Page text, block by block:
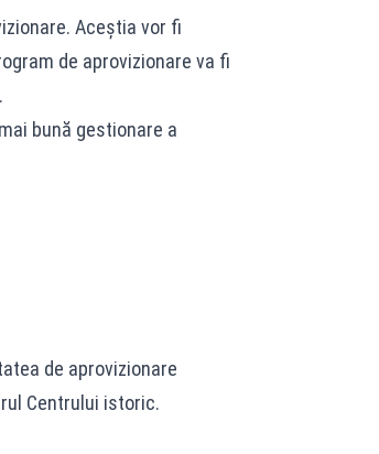
Aceștia vor fi
de aprovizionare va fi
bună gestionare a
de aprovizionare
Centrului istoric.